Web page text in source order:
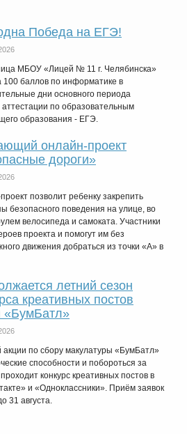
Победа на ЕГЭ!
МБОУ «Лицей № 11 г. Челябинска»
100 баллов по информатике в
дни основного периода
аттестации по образовательным
образования - ЕГЭ.
онлайн-проект
дороги»
позволит ребенку закрепить
безопасного поведения на улице, во
велосипеда и самоката. Участники
проекта и помогут им без
движения добраться из точки «А» в
летний сезон
креативных постов
«БумБатл»
акции по сбору макулатуры «БумБатл»
способности и побороться за
конкурс креативных постов в
и «Одноклассники». Приём заявок
31 августа.